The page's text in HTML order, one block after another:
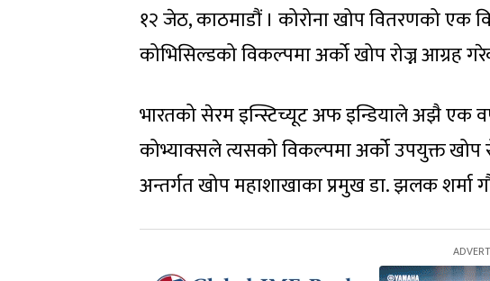
१२ जेठ, काठमाडौं । कोरोना खोप वितरणको एक
कोभिसिल्डको विकल्पमा अर्को खोप रोज्न आग्रह
भारतको सेरम इन्स्टिच्यूट अफ इन्डियाले अझै एक
कोभ्याक्सले त्यसको विकल्पमा अर्को उपयुक्त खोप
अन्तर्गत खोप महाशाखाका प्रमुख डा. झलक शर्मा